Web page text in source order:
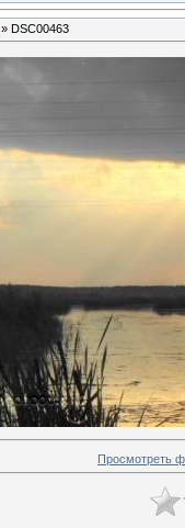
» DSC00463
Просмотреть